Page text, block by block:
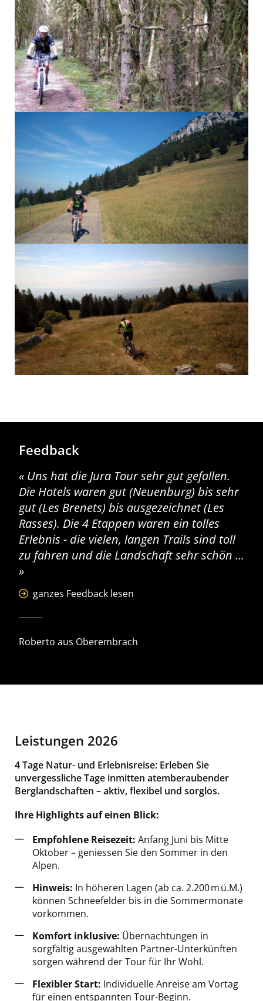
Feedback
Uns hat die Jura Tour sehr gut gefallen.
Die Hotels waren gut (Neuenburg) bis sehr
gut (Les Brenets) bis ausgezeichnet (Les
Rasses). Die 4 Etappen waren ein tolles
Erlebnis - die vielen, langen Trails sind toll
zu fahren und die Landschaft sehr schön ...
ganzes Feedback lesen
Roberto aus Oberembrach
Leistungen 2026
4 Tage Natur- und Erlebnisreise: Erleben Sie
unvergessliche Tage inmitten atemberaubender
Berglandschaften – aktiv, flexibel und sorglos.
Ihre Highlights auf einen Blick:
Empfohlene Reisezeit: Anfang Juni bis Mitte
Oktober – geniessen Sie den Sommer in den
Alpen.
Hinweis: In höheren Lagen (ab ca. 2.200 m ü.M.)
können Schneefelder bis in die Sommermonate
vorkommen.
Komfort inklusive: Übernachtungen in
sorgfältig ausgewählten Partner-Unterkünften
sorgen während der Tour für Ihr Wohl.
Flexibler Start: IndividuelleAnreise am Vortag
für einen entspannten Tour-Beginn.